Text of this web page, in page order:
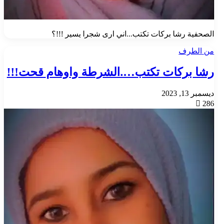
الصحفية رشا بركات تكتب...اني ارى شجرا يسير !!!؟
من الطرف
رشا بركات تكتب….الشرطة واوهام قحت!!!
ديسمبر 13, 2023
286